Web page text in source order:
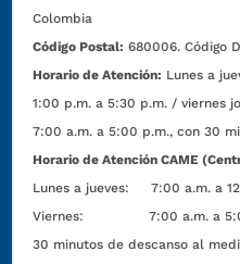
Colombia
Código Postal: 680006. Código
Horario de Atención: Lunes a
1:00 p.m. a 5:30 p.m. / viernes
7:00 a.m. a 5:00 p.m., con 30
Horario de Atención CAME
Lunes a jueves: 7:00 a.m. a
Viernes: 7:00 a.m. a 5:00
30 minutos de descanso al